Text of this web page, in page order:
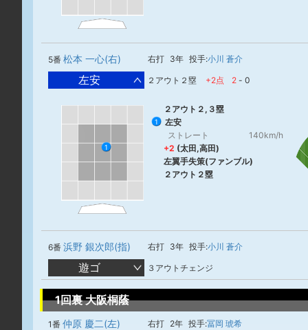
5番 松本 一心(右) 右打 3年 投手:小川 蒼介
左安 ２アウト２塁 +2点 2 - 0
1
２アウト２,３塁
1
左安
ストレート
140km/h
+2 (太田,高田)
左翼手失策(ファンブル)
２アウト２塁
6番 浜野 銀次郎(指) 右打 3年 投手:小川 蒼介
遊ゴ ３アウトチェンジ
1回裏 大阪桐蔭
1番 仲原 慶二(左) 右打 2年 投手:冨岡 琥希